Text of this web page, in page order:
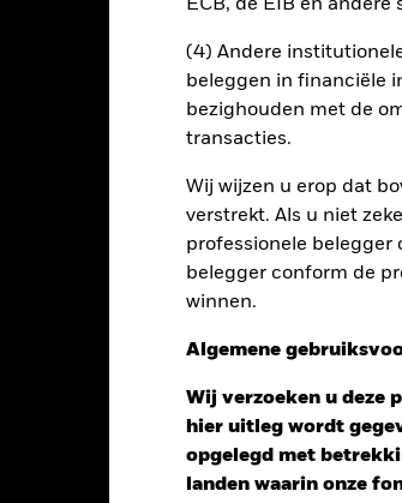
ECB, de EIB en
(4) Andere
beleggen in financiële
bezighouden met de
transacties.
Wij wijzen u erop dat
verstrekt. Als u niet
professionele
belegger conform de
winnen.
Algemene
Wij verzoeken u deze
hier uitleg wordt
opgelegd met
landen waarin onze
PRIIP KID Factsheet
Kerngegevens
Risicometer